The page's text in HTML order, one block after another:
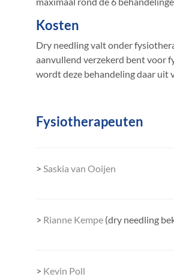
Kosten
Dry needling valt onder
aanvullend verzekerd bent voor
wordt deze behandeling daar uit
Fysiotherapeuten
> Saskia van Ooijen
> Rianne Kempe(dry needling
> Kevin Poll